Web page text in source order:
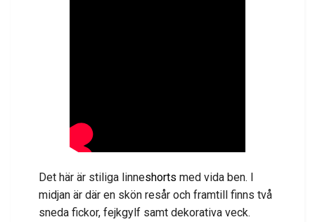
Det här är stiliga linneshorts med vida ben. I
midjan är där en skön resår och framtill finns två
sneda fickor, fejkgylf samt dekorativa veck.